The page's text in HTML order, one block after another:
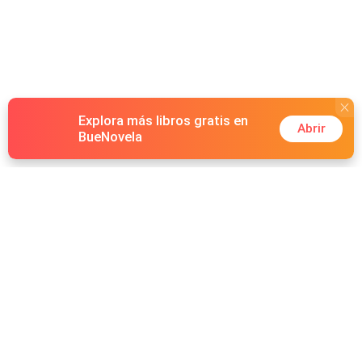
Explora más libros gratis en
BueNovela
Abrir